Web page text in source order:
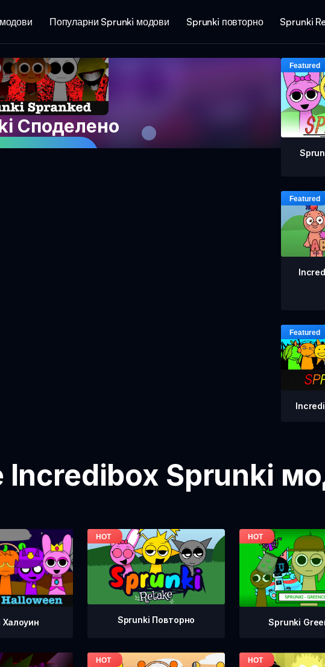
Популарни Sprunki модови Sprunki повторно Sprunki
Споделено
Incredibox Sprunki
Халоуин Sprunki Повторно Sprunki